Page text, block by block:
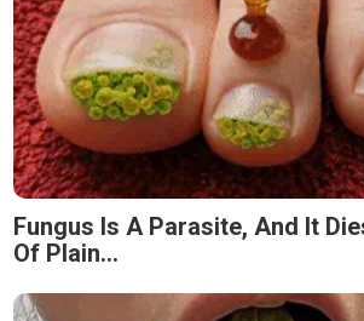
Fungus Is A Parasite, And It
Of Plain...